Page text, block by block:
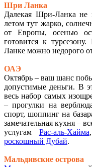
Шри Ланка
Далекая Шри-Ланка не
летом тут жарко,
от Европы, осенью
готовится к
Ланке можно недорого
ОАЭ
Октябрь – ваш шанс
допустимые деньги. В
весь набор самых
– прогулки на
спорт, шоппинг на
замечательная кухня –
услугам Рас-аль-Хайма
роскошный Дубай.
Мальдивские острова